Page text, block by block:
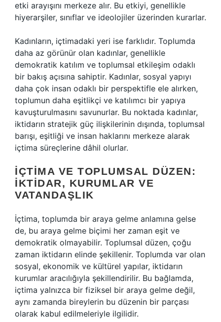
etki arayışını merkeze alır. Bu etkiyi, genellikle
hiyerarşiler, sınıflar ve ideolojiler üzerinden kurarlar.
Kadınların, içtimadaki yeri ise farklıdır. Toplumda
daha az görünür olan kadınlar, genellikle
demokratik katılım ve toplumsal etkileşim odaklı
bir bakış açısına sahiptir. Kadınlar, sosyal yapıyı
daha çok insan odaklı bir perspektifle ele alırken,
toplumun daha eşitlikçi ve katılımcı bir yapıya
kavuşturulmasını savunurlar. Bu noktada kadınlar,
iktidarın stratejik güç ilişkilerinin dışında, toplumsal
barışı, eşitliği ve insan haklarını merkeze alarak
içtima süreçlerine dâhil olurlar.
İÇTIMA VE TOPLUMSAL DÜZEN:
İKTIDAR, KURUMLAR VE
VATANDAŞLIK
İçtima, toplumda bir araya gelme anlamına gelse
de, bu araya gelme biçimi her zaman eşit ve
demokratik olmayabilir. Toplumsal düzen, çoğu
zaman iktidarın elinde şekillenir. Toplumda var olan
sosyal, ekonomik ve kültürel yapılar, iktidarın
kurumlar aracılığıyla şekillendirilir. Bu bağlamda,
içtima yalnızca bir fiziksel bir araya gelme değil,
aynı zamanda bireylerin bu düzenin bir parçası
olarak kabul edilmeleriyle ilgilidir.